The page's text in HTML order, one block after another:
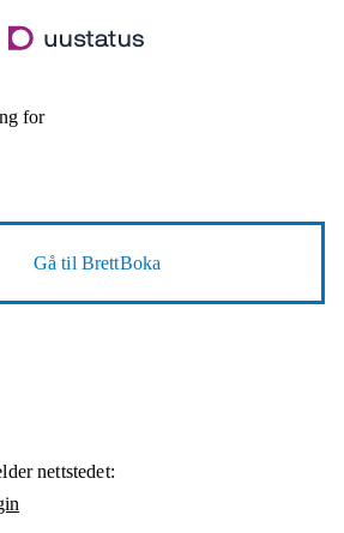
til
for
Gå til BrettBoka
nettstedet: